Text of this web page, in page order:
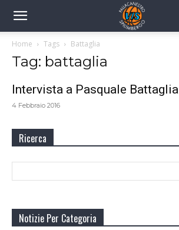
Home Tags Battaglia
Tag: battaglia
Intervista a Pasquale Battaglia
4 Febbraio 2016
Ricerca
Notizie Per Categoria